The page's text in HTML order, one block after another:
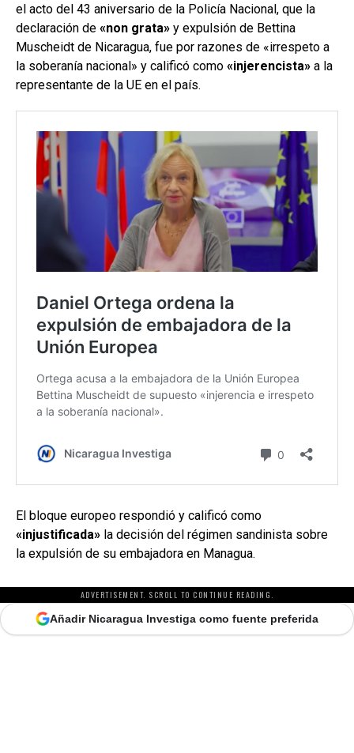
el acto del 43 aniversario de la Policía Nacional, que la
declaración de «non grata» y expulsión de Bettina
Muscheidt de Nicaragua, fue por razones de «irrespeto a
la soberanía nacional» y calificó como «injerencista» a la
representante de la UE en el país.
El bloque europeo respondió y calificó como
«injustificada» la decisión del régimen sandinista sobre
la expulsión de su embajadora en Managua.
ADVERTISEMENT. SCROLL TO CONTINUE READING.
Añadir Nicaragua Investiga como fuente preferida